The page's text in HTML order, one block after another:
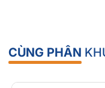
CÙNG PHÂN